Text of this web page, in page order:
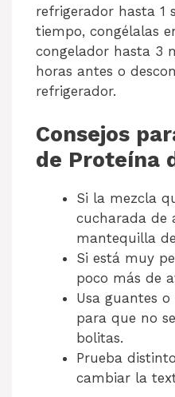
refrigerador hasta 1
tiempo, congélalas
congelador hasta 3
horas antes o
refrigerador.
Consejos
de Proteína
Si la mezcla
cucharada de
mantequilla
Si está muy
poco más de
Usa guantes
para que no
bolitas.
Prueba
cambiar la